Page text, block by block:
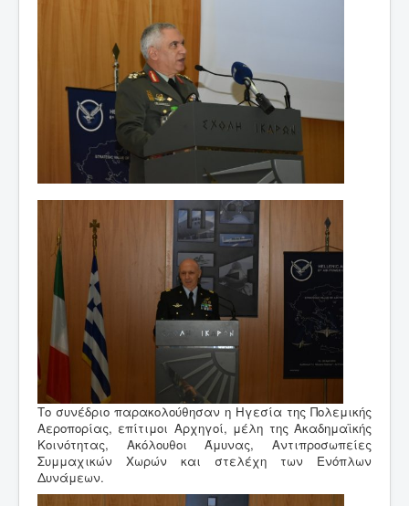
Το συνέδριο παρακολούθησαν η Ηγεσία της Πολεμικής
Αεροπορίας, επίτιμοι Αρχηγοί, μέλη της Ακαδημαϊκής
Κοινότητας, Ακόλουθοι Άμυνας, Αντιπροσωπείες
Συμμαχικών Χωρών και στελέχη των Ενόπλων
Δυνάμεων.